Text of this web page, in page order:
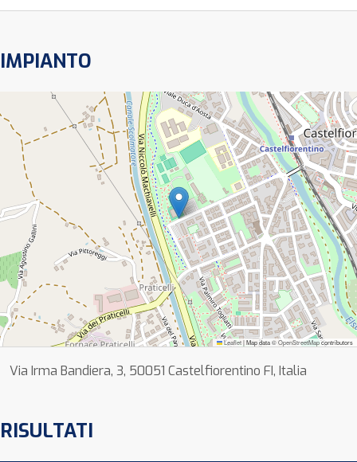
IMPIANTO
Leaflet|Map data ©OpenStreetMapcontributors
Via Irma Bandiera, 3, 50051 Castelfiorentino FI, Italia
RISULTATI